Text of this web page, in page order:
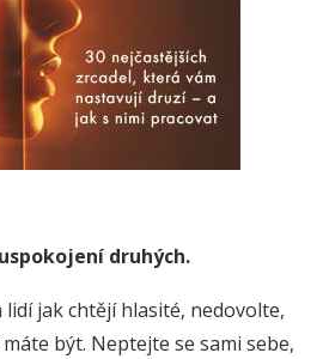
druhých.
jak chtějí hlasité, nedovolte,
být. Neptejte se sami sebe,